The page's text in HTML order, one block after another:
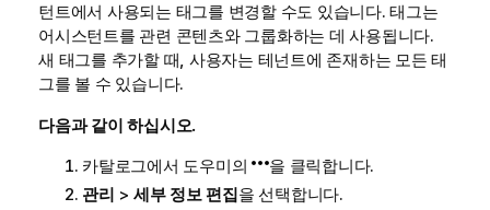
턴트에서 사용되는 태그를 변경할 수도 있습니다. 태그는
어시스턴트를 관련 콘텐츠와 그룹화하는 데 사용됩니다.
새 태그를 추가할 때, 사용자는 테넌트에 존재하는 모든 태
그를 볼 수 있습니다.
다음과 같이 하십시오.
카탈로그에서 도우미의
을 클릭합니다.
관리 > 세부 정보 편집을 선택합니다.